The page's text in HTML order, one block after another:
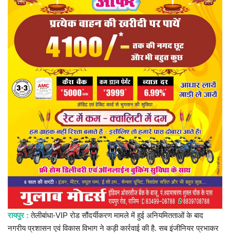
संपादकीय
राजनीति
मैगज़ीन की लेख
प्रमुख खबर
हेल्थ
Language
English hindi
रायपुर : तेलीबांधा-VIP रोड सौंदर्यीकरण मामले में हुई अनियमितताओं के बाद
नगरीय प्रशासन एवं विकास विभाग ने कड़ी कार्रवाई की है. सब इंजीनियर प्रभाकर